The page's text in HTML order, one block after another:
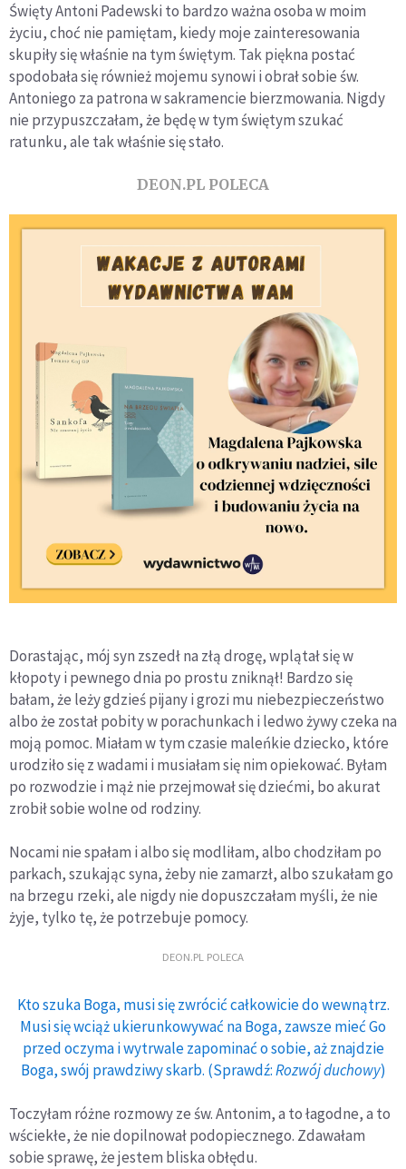
Święty Antoni Padewski to bardzo ważna osoba w moim
życiu, choć nie pamiętam, kiedy moje zainteresowania
skupiły się właśnie na tym świętym. Tak piękna postać
spodobała się również mojemu synowi i obrał sobie św.
Antoniego za patrona w sakramencie bierzmowania. Nigdy
nie przypuszczałam, że będę w tym świętym szukać
ratunku, ale tak właśnie się stało.
DEON.PL POLECA
Dorastając, mój syn zszedł na złą drogę, wplątał się w
kłopoty i pewnego dnia po prostu zniknął! Bardzo się
bałam, że leży gdzieś pijany i grozi mu niebezpieczeństwo
albo że został pobity w porachunkach i ledwo żywy czeka na
moją pomoc. Miałam w tym czasie maleńkie dziecko, które
urodziło się z wadami i musiałam się nim opiekować. Byłam
po rozwodzie i mąż nie przejmował się dziećmi, bo akurat
zrobił sobie wolne od rodziny.
Nocami nie spałam i albo się modliłam, albo chodziłam po
parkach, szukając syna, żeby nie zamarzł, albo szukałam go
na brzegu rzeki, ale nigdy nie dopuszczałam myśli, że nie
żyje, tylko tę, że potrzebuje pomocy.
DEON.PL POLECA
Kto szuka Boga, musi się zwrócić całkowicie do wewnątrz.
Musi się wciąż ukierunkowywać na Boga, zawsze mieć Go
przed oczyma i wytrwale zapominać o sobie, aż znajdzie
Boga, swój prawdziwy skarb. (Sprawdź:Rozwój duchowy)
Toczyłam różne rozmowy ze św. Antonim, a to łagodne, a to
wściekłe, że nie dopilnował podopiecznego. Zdawałam
sobie sprawę, że jestem bliska obłędu.